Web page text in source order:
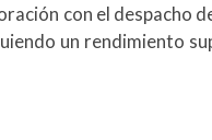
con el despacho
un rendimiento